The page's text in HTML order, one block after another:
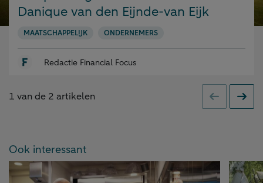
Danique van den Eijnde-van Eijk
MAATSCHAPPELIJK ONDERNEMERS
Redactie Financial Focus
1 van de 2 artikelen Vorige
Ook interessant